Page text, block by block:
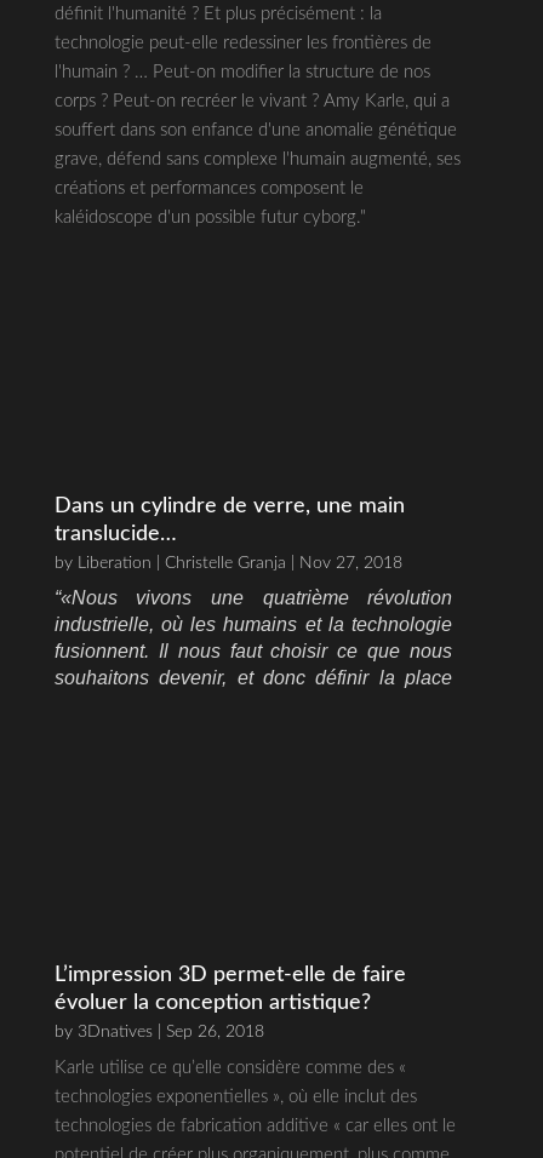
définit l'humanité ? Et plus précisément : la
technologie peut-elle redessiner les frontières de
l'humain ? … Peut-on modifier la structure de nos
corps ? Peut-on recréer le vivant ? Amy Karle, qui a
souffert dans son enfance d'une anomalie génétique
grave, défend sans complexe l'humain augmenté, ses
créations et performances composent le
kaléidoscope d'un possible futur cyborg."
Dans un cylindre de verre, une main
translucide…
by Liberation | Christelle Granja | Nov 27, 2018
“«Nous vivons une quatrième révolution
industrielle, où les humains et la technologie
fusionnent. Il nous faut choisir ce que nous
souhaitons devenir, et donc définir la place
L’impression 3D permet-elle de faire
évoluer la conception artistique?
by 3Dnatives| Sep 26, 2018
Karle utilise ce qu’elle considère comme des «
technologies exponentielles », où elle inclut des
technologies de fabrication additive « car elles ont le